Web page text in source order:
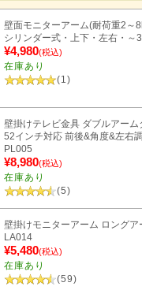
壁面モニターアーム(耐荷重2～
シリンダー式・上下・左右・～
¥4,980(税込)
在庫あり
(1)
壁掛けテレビ金具 ダブルアーム
52インチ対応 前後&角度&左右
PL005
¥8,980(税込)
在庫あり
(5)
壁掛けモニターアーム ロング
LA014
¥5,480(税込)
在庫あり
(59)